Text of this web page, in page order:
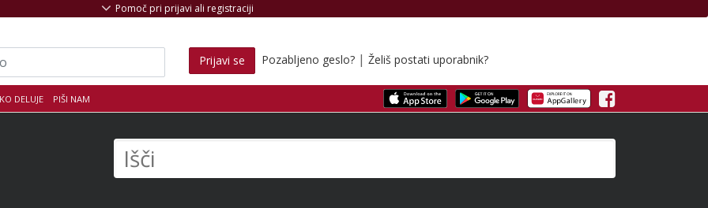
DELUJE PIŠI NAM Facebook
Pomoč pri prijavi ali registraciji
Prijavi se Pozabljeno geslo? | Želiš postati uporabnik?